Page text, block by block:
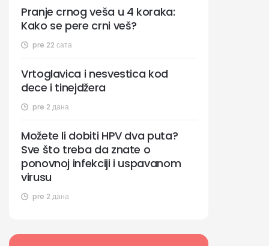
pre 22 сата
Pranje crnog veša u 4 koraka:
Kako se pere crni veš?
pre 2 дана
Vrtoglavica i nesvestica kod
dece i tinejdžera
pre 2 дана
Možete li dobiti HPV dva puta?
Sve što treba da znate o
ponovnoj infekciji i uspavanom
virusu